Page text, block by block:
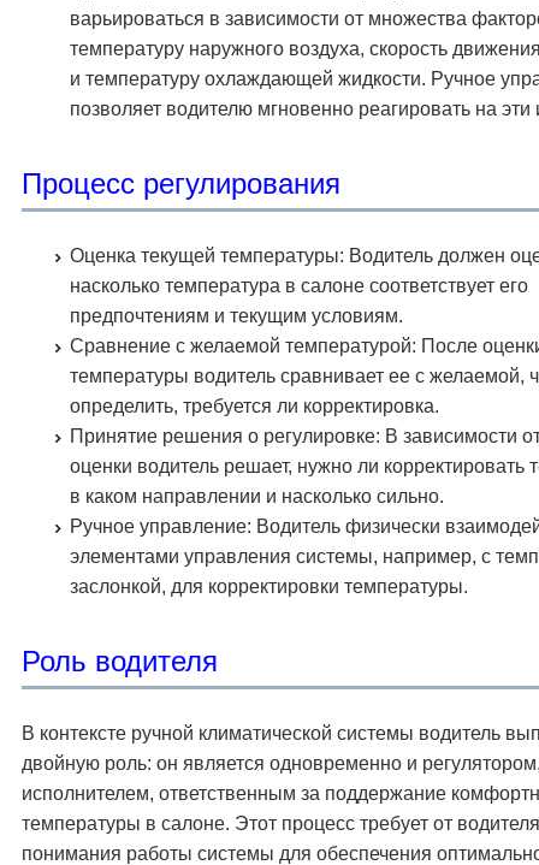
варьироваться в зависимости от множества
температуру наружного воздуха, скорость
и температуру охлаждающей жидкости. Ручное
позволяет водителю мгновенно реагировать на
Процесс регулирования
Оценка текущей температуры: Водитель должен
насколько температура в салоне соответствует его
предпочтениям и текущим условиям.
Сравнение с желаемой температурой: После
температуры водитель сравнивает ее с желаемой,
определить, требуется ли корректировка.
Принятие решения о регулировке: В зависимости
оценки водитель решает, нужно ли корректировать
в каком направлении и насколько сильно.
Ручное управление: Водитель физически
элементами управления системы, например, с
заслонкой, для корректировки температуры.
Роль водителя
В контексте ручной климатической системы водитель
двойную роль: он является одновременно и
исполнителем, ответственным за поддержание
температуры в салоне. Этот процесс требует от
понимания работы системы для обеспечения